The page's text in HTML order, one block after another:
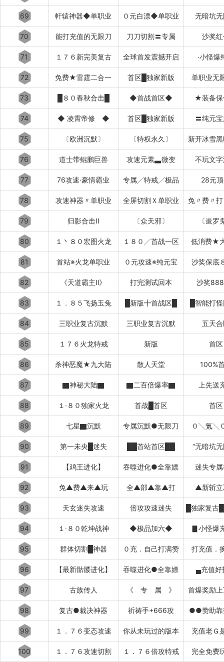
69 軒辕神器◆单职业 ０元白漂◆单职业 无暗坑
70 能打充值的无限刀 刀刀切割〓专属 沙奖
71 １７６新完美复古 全球首发震撼开启 ·小怪爆
72 免费★雷霆二合一 首区█独家新版 单职业无
73 █８０春秋合击█ ◆首战首区◆ ★装备
74 ◆ 凌霄帝修 ◆ 首区█独家新版 〓纯元
75 〔欧洲沉默〕 〔特权永久〕 新开冰雪
76 道士带鲲鹏巨兽 攻速元素▃微变 不玩文
77 76攻速·豪情霸业 专属╱特戒╱极品 28元
78 攻速神器〃单职业 全屏切割Ｘ单职业 免〃费〃
79 归影合击II 〔众天邪〕 〔蚩罗
80 １丶８０宏图火龙 １８０╱首战一区 低消费★
81 首站※火龙单职业 ０元攻速※纯元宝 沙奖保底
82 《天道霸主Ⅱ》 打完测试回本 沙奖
83 １．８５飞扬玉兔 █新版╋首战区█ █智能打
84 三职业复古沉默 三职业复古沉默 五天
85 １７６火龙特戒 新版 首区
86 杀神恶魔★九大陆 散人天堂 100%
87 ▇神秘大陆▇ ▇二百倍爆率▇ 上先送
88 １·８０独家火龙 首战█首区 首区
89 七星▇沉默 专属沉默●无限刀 ０╲氪╲
90 第一未央█迷失 ██首站首区██ “无暗坑
91 【鸡王进化】 吞噬进化●全靠嫖 迷失专
92 免▲费▲来▲玩 全▲部▲靠▲打 ▲新斩
93 天玄迷失攻速 倍攻攻速迷失
94 １·８０乾坤战神 ◆极品加六◆ ▊小怪爆
95 群体切割█神器 ０充．自己打满赞 打充值．
96 【最新骷髅进化】 吞噬进化●全靠嫖 ▄充值好
97 古族传人 《 专 属 》 首爆奖励
98 复古●裁决神器 祈祷手+666攻 ●●赞助
99 １．７６变态攻速 你从未玩过的版本 充值老Ｇ
100 １．７６攻速切割 １．７６倍攻特戒 完全免费